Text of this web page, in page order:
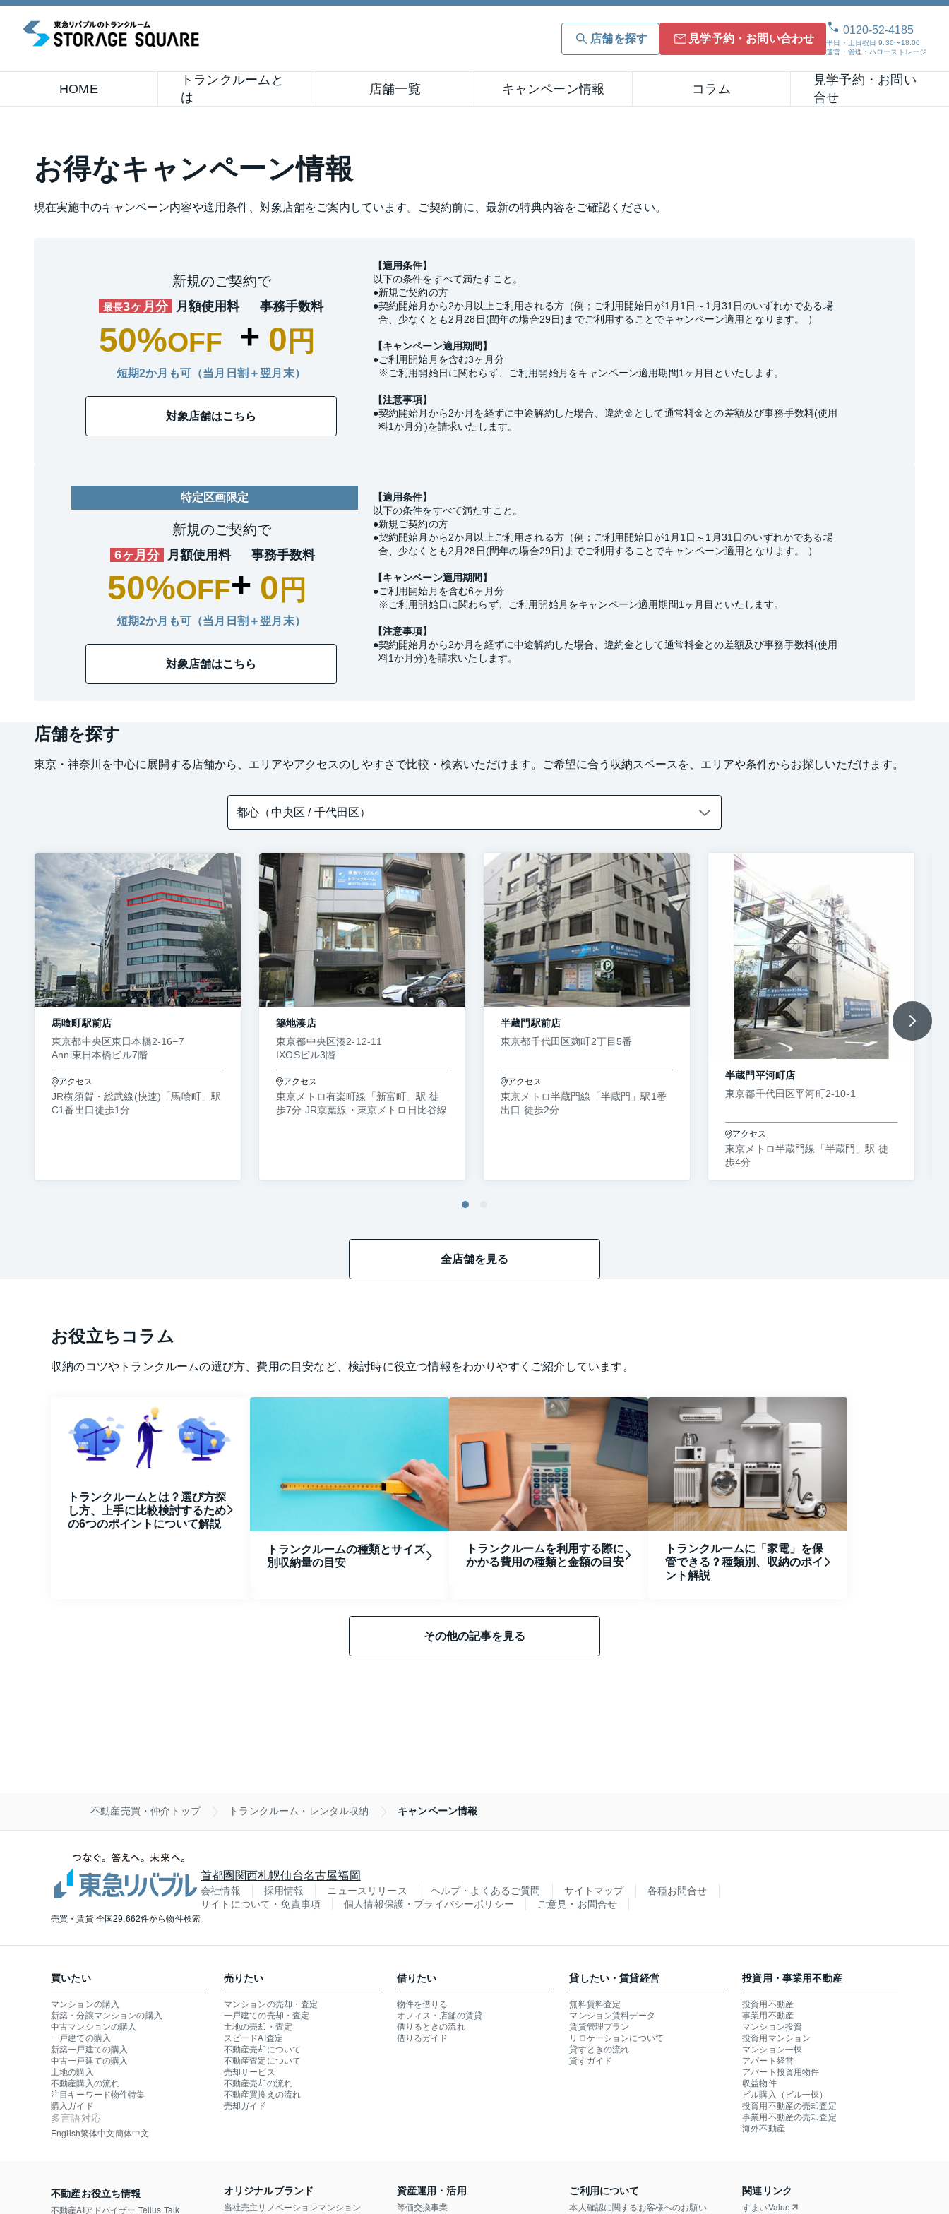
店舗を探す 見学予約・お問い合わせ
0120-52-4185
平日・土日祝日 9:30〜18:00
運営・管理：ハローストレージ
HOME
トランクルームと
は
店舗一覧 キャンペーン情報 コラム
見学予約・お問い
合せ
お得なキャンペーン情報
現在実施中のキャンペーン内容や適用条件、対象店舗をご案内しています。ご契約前に、最新の特典内容をご確認ください。
新規のご契約で
最長3ヶ月分 月額使用料
50%OFF +
事務手数料
0 円
短期2か月も可（当月日割＋翌月末）
対象店舗はこちら
【適用条件】
以下の条件をすべて満たすこと。
新規ご契約の方
契約開始月から2か月以上ご利用される方（例；ご利用開始日が1月1日～1月31日のいずれかである場
合、少なくとも2月28日(閏年の場合29日)までご利用することでキャンペーン適用となります。 ）
【キャンペーン適用期間】
ご利用開始月を含む3ヶ月分
※ご利用開始日に関わらず、ご利用開始月をキャンペーン適用期間1ヶ月目といたします。
【注意事項】
契約開始月から2か月を経ずに中途解約した場合、違約金として通常料金との差額及び事務手数料(使用
料1か月分)を請求いたします。
特定区画限定
新規のご契約で
6ヶ月分 月額使用料
50%OFF+
事務手数料
0 円
短期2か月も可（当月日割＋翌月末）
対象店舗はこちら
【適用条件】
以下の条件をすべて満たすこと。
新規ご契約の方
契約開始月から2か月以上ご利用される方（例；ご利用開始日が1月1日～1月31日のいずれかである場
合、少なくとも2月28日(閏年の場合29日)までご利用することでキャンペーン適用となります。 ）
【キャンペーン適用期間】
ご利用開始月を含む6ヶ月分
※ご利用開始日に関わらず、ご利用開始月をキャンペーン適用期間1ヶ月目といたします。
【注意事項】
契約開始月から2か月を経ずに中途解約した場合、違約金として通常料金との差額及び事務手数料(使用
料1か月分)を請求いたします。
店舗を探す
東京・神奈川を中心に展開する店舗から、エリアやアクセスのしやすさで比較・検索いただけます。ご希望に合う収納スペースを、エリアや条件からお探しいただけます。
馬喰町駅前店
東京都中央区東日本橋2-16−7
Anni東日本橋ビル7階
アクセス
JR横須賀・総武線(快速)「馬喰町」駅
C1番出口徒歩1分
築地湊店
東京都中央区湊2-12-11
IXOSビル3階
アクセス
東京メトロ有楽町線「新富町」駅 徒
歩7分 JR京葉線・東京メトロ日比谷線
半蔵門駅前店
東京都千代田区麹町2丁目5番
アクセス
東京メトロ半蔵門線「半蔵門」駅1番
出口 徒歩2分
半蔵門平河町店
東京都千代田区平河町2-10-1
アクセス
東京メトロ半蔵門線「半蔵門」駅 徒
歩4分
全店舗を見る
お役立ちコラム
収納のコツやトランクルームの選び方、費用の目安など、検討時に役立つ情報をわかりやすくご紹介しています。
トランクルームとは？選び方探
し方、上手に比較検討するため
の6つのポイントについて解説
トランクルームの種類とサイズ
別収納量の目安
トランクルームを利用する際に
かかる費用の種類と金額の目安
トランクルームに「家電」を保
管できる？種類別、収納のポイ
ント解説
その他の記事を見る
不動産売買・仲介トップ トランクルーム・レンタル収納 キャンペーン情報
売買・賃貸 全国29,662件から物件検索
首都圏関西札幌仙台名古屋福岡
会社情報 採用情報 ニュースリリース ヘルプ・よくあるご質問 サイトマップ
各種お問合せ
サイトについて・免責事項
個人情報保護・プライバシーポリシー ご意見・お問合せ
買いたい
マンションの購入
新築・分譲マンションの購入
中古マンションの購入
一戸建ての購入
新築一戸建ての購入
中古一戸建ての購入
土地の購入
不動産購入の流れ
注目キーワード物件特集
購入ガイド
多言語対応
English繁体中文簡体中文
売りたい
マンションの売却・査定
一戸建ての売却・査定
土地の売却・査定
スピードAI査定
不動産売却について
不動産査定について
売却サービス
不動産売却の流れ
不動産買換えの流れ
売却ガイド
借りたい
物件を借りる
オフィス・店舗の賃貸
借りるときの流れ
借りるガイド
貸したい・賃貸経営
無料賃料査定
マンション賃料データ
賃貸管理プラン
リロケーションについて
貸すときの流れ
貸すガイド
投資用・事業用不動産
投資用不動産
事業用不動産
マンション投資
投資用マンション
マンション一棟
アパート経営
アパート投資用物件
収益物件
ビル購入（ビル一棟）
投資用不動産の売却査定
事業用不動産の売却査定
海外不動産
不動産お役立ち情報
不動産AIアドバイザー Tellus Talk
オリジナルブランド
当社売主リノベーションマンション
資産運用・活用
等価交換事業
ご利用について
本人確認に関するお客様へのお願い
関連リンク
すまいValue